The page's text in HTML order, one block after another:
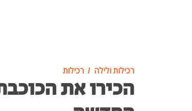
רכילות ולילה רכילות
הכירו את